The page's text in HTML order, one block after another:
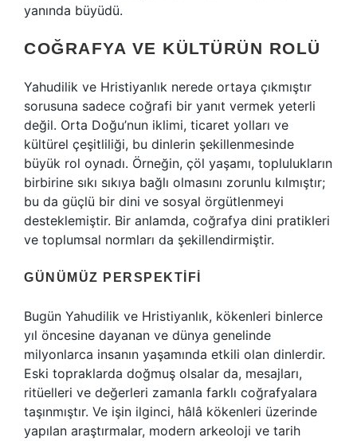
yanında büyüdü.
COĞRAFYA VE KÜLTÜRÜN ROLÜ
Yahudilik ve Hristiyanlık nerede ortaya çıkmıştır
sorusuna sadece coğrafi bir yanıt vermek yeterli
değil. Orta Doğu’nun iklimi, ticaret yolları ve
kültürel çeşitliliği, bu dinlerin şekillenmesinde
büyük rol oynadı. Örneğin, çöl yaşamı, toplulukların
birbirine sıkı sıkıya bağlı olmasını zorunlu kılmıştır;
bu da güçlü bir dini ve sosyal örgütlenmeyi
desteklemiştir. Bir anlamda, coğrafya dini pratikleri
ve toplumsal normları da şekillendirmiştir.
GÜNÜMÜZ PERSPEKTIFI
Bugün Yahudilik ve Hristiyanlık, kökenleri binlerce
yıl öncesine dayanan ve dünya genelinde
milyonlarca insanın yaşamında etkili olan dinlerdir.
Eski topraklarda doğmuş olsalar da, mesajları,
ritüelleri ve değerleri zamanla farklı coğrafyalara
taşınmıştır. Ve işin ilginci, hâlâ kökenleri üzerinde
yapılan araştırmalar, modern arkeoloji ve tarih